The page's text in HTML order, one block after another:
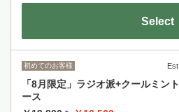
ント」を使っ
を、今だけの
Select
初めてのお客様
「8月限定」ラジオ派+クールミン
ース